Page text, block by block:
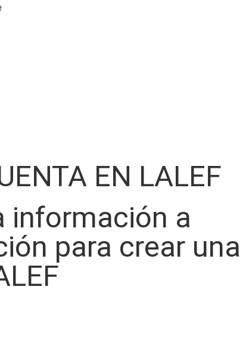
EN LALEF
información a
para crear una